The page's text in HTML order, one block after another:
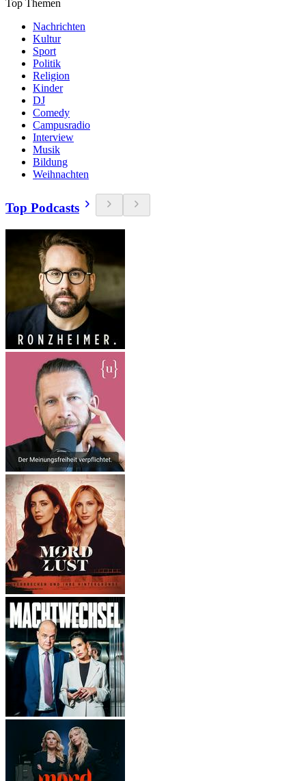
Top Themen
Nachrichten
Kultur
Sport
Politik
Religion
Kinder
DJ
Comedy
Campusradio
Interview
Musik
Bildung
Weihnachten
Top Podcasts